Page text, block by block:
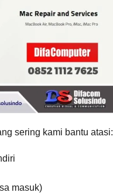
sering kami bantu atasi:
masuk)